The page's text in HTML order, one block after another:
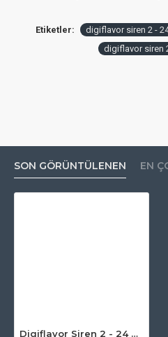
Etiketler:
digiflavor siren 2 -
digiflavor siren
SON GÖRÜNTÜLENEN EN
Digiflavor Siren 2 - 24 MM MTL RTA Atomizer Camı